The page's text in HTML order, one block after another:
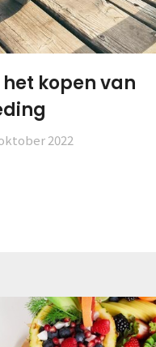
het kopen van
2022